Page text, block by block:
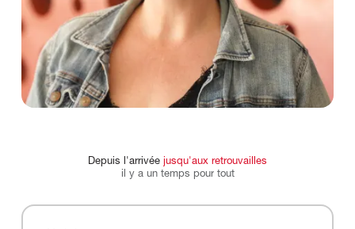
Depuis l'arrivée jusqu'aux retrouvailles
il
y a un temps pour tout